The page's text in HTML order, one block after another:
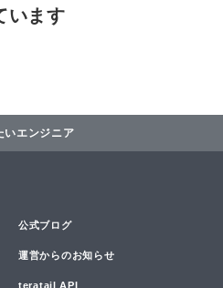
います
エンジニア
公式ブログ
運営からのお知らせ
teratail API